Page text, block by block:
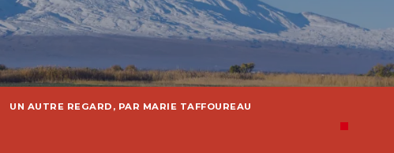
UN AUTRE REGARD, PAR MARIE TAFFOUREAU